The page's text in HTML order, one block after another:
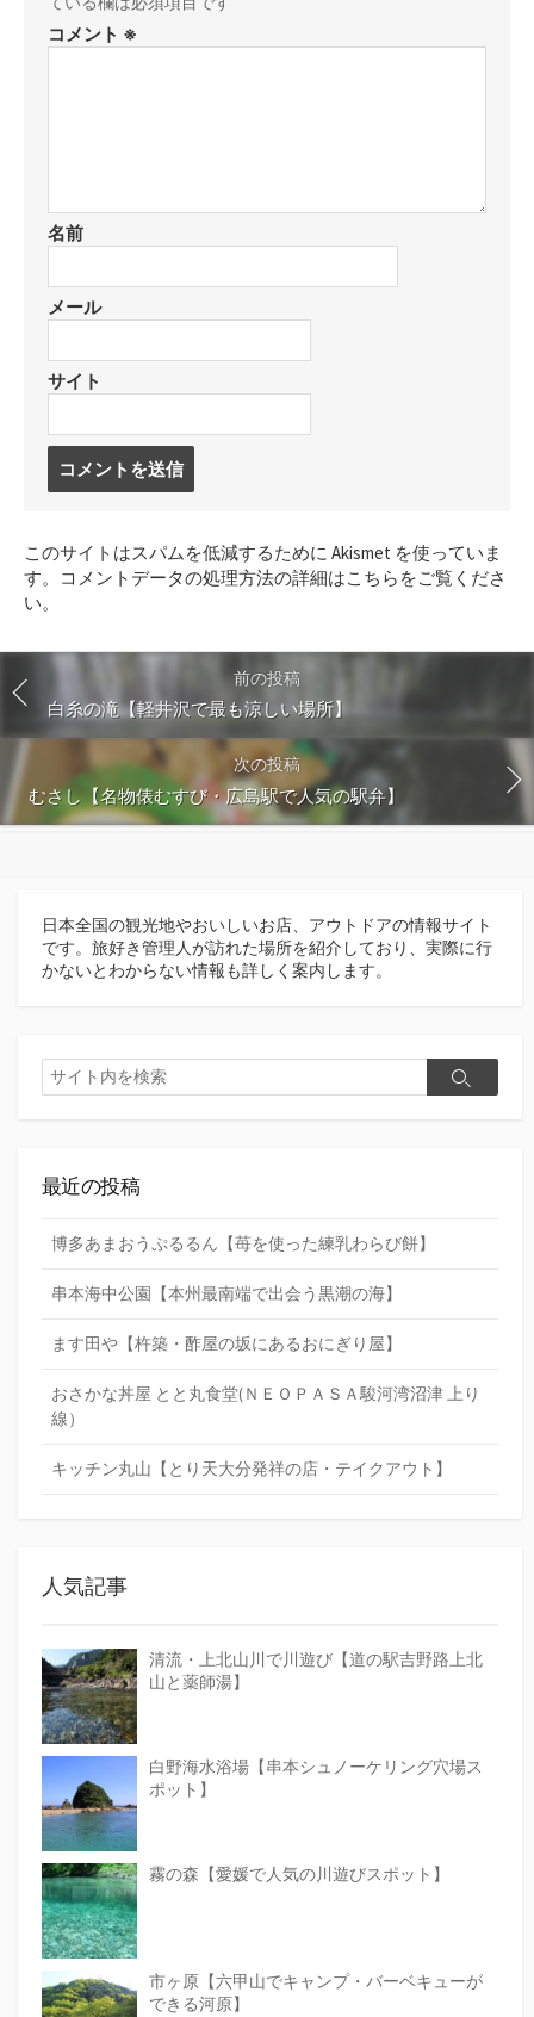
コメント ※
名前
メール
サイト
す
る
このサイトはスパムを低減するために Akismet を使っていま
す。
コメントデータの処理方法の詳細はこちらをご覧くださ
い。
前の投稿
白糸の滝【軽井沢で最も涼しい場所】
次の投稿
むさし【名物俵むすび・広島駅で人気の駅弁】
日本全国の観光地やおいしいお店、アウトドアの情報サイト
です。旅好き管理人が訪れた場所を紹介しており、実際に行
かないとわからない情報も詳しく案内します。
検
索
検
最近の投稿
博多あまおうぷるるん【苺を使った練乳わらび餅】
串本海中公園【本州最南端で出会う黒潮の海】
ます田や【杵築・酢屋の坂にあるおにぎり屋】
おさかな丼屋 とと丸食堂(ＮＥＯＰＡＳＡ駿河湾沼津 上り
線）
キッチン丸山【とり天大分発祥の店・テイクアウト】
人気記事
清流・上北山川で川遊び【道の駅吉野路上北
山と薬師湯】
白野海水浴場【串本シュノーケリング穴場ス
ポット】
霧の森【愛媛で人気の川遊びスポット】
市ヶ原【六甲山でキャンプ・バーベキューが
できる河原】